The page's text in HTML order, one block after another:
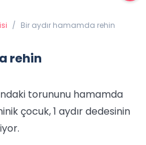
/ Bir aydır hamamda rehin
rehin
torununu hamamda
çocuk, 1 aydır dedesinin